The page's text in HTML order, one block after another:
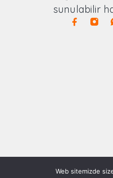
sunulabilir
Web sitemizde